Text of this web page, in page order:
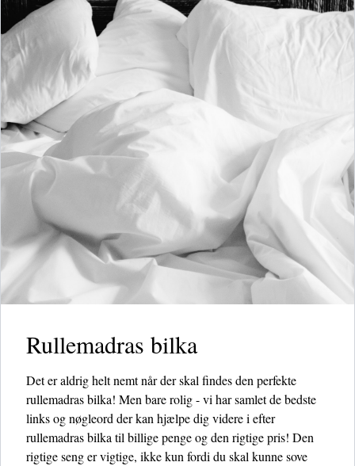
Rullemadras bilka
Det er aldrig helt nemt når der skal findes den perfekte
rullemadras bilka! Men bare rolig - vi har samlet de bedste
links og nøgleord der kan hjælpe dig videre i efter
rullemadras bilka til billige penge og den rigtige pris! Den
rigtige seng er vigtige, ikke kun fordi du skal kunne sove